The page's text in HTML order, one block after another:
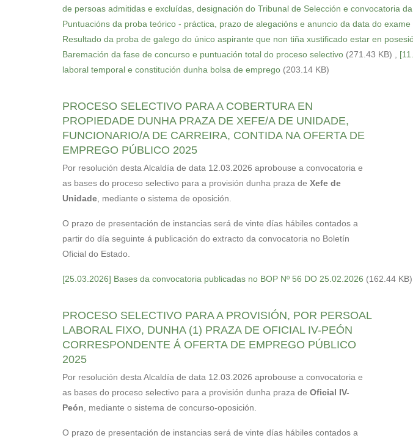
de persoas admitidas e excluídas, designación do Tribunal de Selección e convocatoria
Puntuacións da proba teórico - práctica, prazo de alegacións e anuncio da data do
Resultado da proba de galego do único aspirante que non tiña xustificado estar en
Baremación da fase de concurso e puntuación total do proceso selectivo (271.43 KB)
laboral temporal e constitución dunha bolsa de emprego (203.14 KB)
PROCESO SELECTIVO PARA A COBERTURA EN
PROPIEDADE DUNHA PRAZA DE XEFE/A DE UNIDADE,
FUNCIONARIO/A DE CARREIRA, CONTIDA NA OFERTA DE
EMPREGO PÚBLICO 2025
Por resolución desta Alcaldía de data 12.03.2026 aprobouse a convocatoria e
as bases do proceso selectivo para a provisión dunha praza de Xefe de
Unidade , mediante o sistema de oposición.
O prazo de presentación de instancias será de vinte días hábiles contados a
partir do día seguinte á publicación do extracto da convocatoria no Boletín
Oficial do Estado.
[25.03.2026] Bases da convocatoria publicadas no BOP Nº 56 DO 25.02.2026 (162.44 KB)
PROCESO SELECTIVO PARA A PROVISIÓN, POR PERSOAL
LABORAL FIXO, DUNHA (1) PRAZA DE OFICIAL IV-PEÓN
CORRESPONDENTE Á OFERTA DE EMPREGO PÚBLICO
2025
Por resolución desta Alcaldía de data 12.03.2026 aprobouse a convocatoria e
as bases do proceso selectivo para a provisión dunha praza de Oficial IV-
Peón , mediante o sistema de concurso-oposición.
O prazo de presentación de instancias será de vinte días hábiles contados a